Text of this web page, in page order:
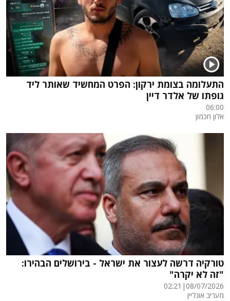
התעלומה בצומת ירקון: הפרט המחשיד שאותר ליד
גופתו של אלדר דיין
06:00
אלון חכמון
טורקיה דרשה לעצור את ישראל - בירושלים הבהירו:
"זה לא יקרה"
08/07/2026
|
02:21
מעריב אונליין